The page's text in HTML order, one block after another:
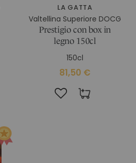
LA GATTA
Valtellina Superiore DOCG
Prestigio con box in
legno 150cl
150cl
81,50 €